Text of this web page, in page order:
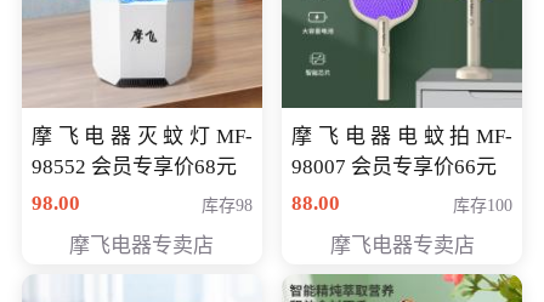
摩飞电器灭蚊灯MF-
98552 会员专享价68元
98.00
库存98
摩飞电器专卖店
摩飞电器电蚊拍MF-
98007 会员专享价66元
88.00
库存100
摩飞电器专卖店